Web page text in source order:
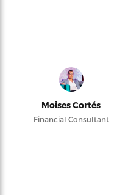
Moises Cortés
Financial Consultant